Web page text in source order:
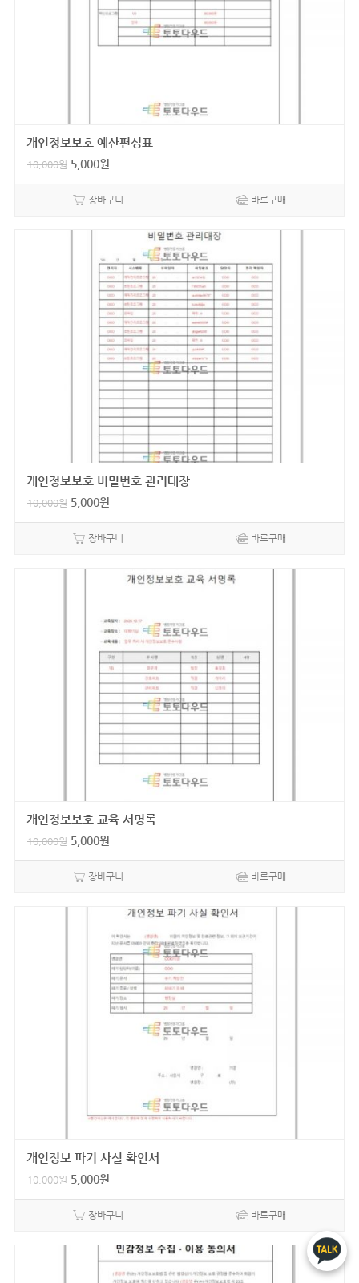
개인정보보호 예산편성표
10,000원 5,000원
장바구니 바로구매
개인정보보호 비밀번호 관리대장
10,000원 5,000원
장바구니 바로구매
개인정보보호 교육 서명록
10,000원 5,000원
장바구니 바로구매
개인정보 파기 사실 확인서
10,000원 5,000원
장바구니 바로구매